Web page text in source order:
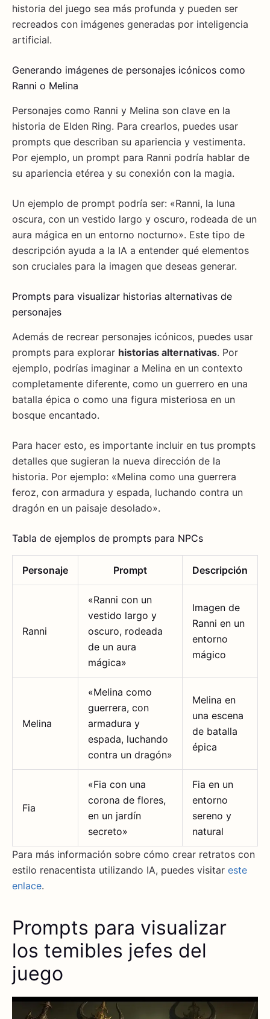
historia del juego sea más profunda y pueden ser
recreados con imágenes generadas por inteligencia
artificial.
Generando imágenes de personajes icónicos como
Ranni o Melina
Personajes como Ranni y Melina son clave en la
historia de Elden Ring. Para crearlos, puedes usar
prompts que describan su apariencia y vestimenta.
Por ejemplo, un prompt para Ranni podría hablar de
su apariencia etérea y su conexión con la magia.
Un ejemplo de prompt podría ser: «Ranni, la luna
oscura, con un vestido largo y oscuro, rodeada de un
aura mágica en un entorno nocturno». Este tipo de
descripción ayuda a la IA a entender qué elementos
son cruciales para la imagen que deseas generar.
Prompts para visualizar historias alternativas de
personajes
Además de recrear personajes icónicos, puedes usar
prompts para explorar historias alternativas. Por
ejemplo, podrías imaginar a Melina en un contexto
completamente diferente, como un guerrero en una
batalla épica o como una figura misteriosa en un
bosque encantado.
Para hacer esto, es importante incluir en tus prompts
detalles que sugieran la nueva dirección de la
historia. Por ejemplo: «Melina como una guerrera
feroz, con armadura y espada, luchando contra un
dragón en un paisaje desolado».
Tabla de ejemplos de prompts para NPCs
Personaje Prompt Descripción
Ranni
«Ranni con un
vestido largo y
oscuro, rodeada
de un aura
mágica»
Imagen de
Ranni en un
entorno
mágico
Melina
«Melina como
guerrera, con
armadura y
espada, luchando
contra un dragón»
Melina en
una escena
de batalla
épica
Fia
«Fia con una
corona de flores,
en un jardín
secreto»
Fia en un
entorno
sereno y
natural
Para más información sobre cómo crear retratos con
estilo renacentista utilizando IA, puedes visitar este
enlace.
Prompts para visualizar
los temibles jefes del
juego